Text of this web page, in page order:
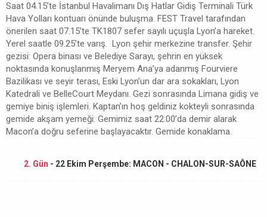
Saat 04.15’te İstanbul Havalimanı Dış Hatlar Gidiş Terminali Türk
Hava Yolları kontuarı önünde buluşma. FEST Travel tarafından
önerilen saat 07.15’te TK1807 sefer sayılı uçuşla Lyon’a hareket.
Yerel saatle 09.25’te varış. Lyon şehir merkezine transfer. Şehir
gezisi: Opera binası ve Belediye Sarayı, şehrin en yüksek
noktasında konuşlanmış Meryem Ana’ya adanmış Fourviere
Bazilikası ve seyir terası, Eski Lyon’un dar ara sokakları, Lyon
Katedrali ve BelleCourt Meydanı. Gezi sonrasında Limana gidiş ve
gemiye biniş işlemleri. Kaptan’ın hoş geldiniz kokteyli sonrasında
gemide akşam yemeği. Gemimiz saat 22:00’da demir alarak
Macon’a doğru seferine başlayacaktır. Gemide konaklama.
2. Gün - 22 Ekim Perşembe: MACON - CHALON-SUR-SAÔNE